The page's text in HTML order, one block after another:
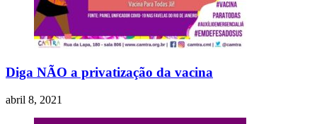
Diga NÃO a privatização da vacina
abril 8, 2021